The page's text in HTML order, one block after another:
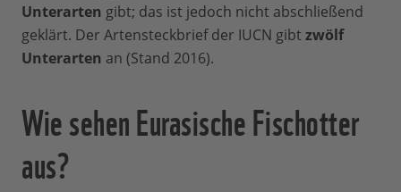
Unterarten gibt; das ist jedoch nicht abschließend
geklärt. Der Artensteckbrief der IUCN gibt zwölf
Unterarten an (Stand 2016).
Wie sehen Eurasische Fischotter
aus?